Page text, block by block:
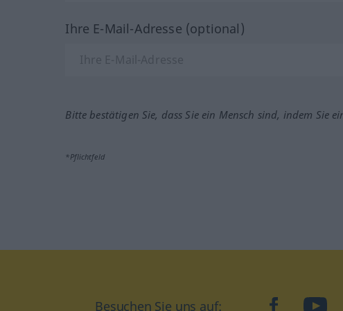
Ihre E-Mail-Adresse (optional)
Bitte bestätigen Sie, dass Sie ein Mensch sind, indem Sie
*Pflichtfeld
Besuchen Sie uns auf: facebook